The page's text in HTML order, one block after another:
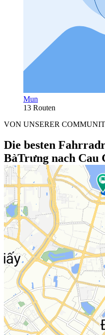
Mun
13 Routen
VON UNSERER
Die besten
BàTrưng nach Cau